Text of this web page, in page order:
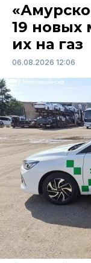
19
их на газ
06.08.2026 12:06